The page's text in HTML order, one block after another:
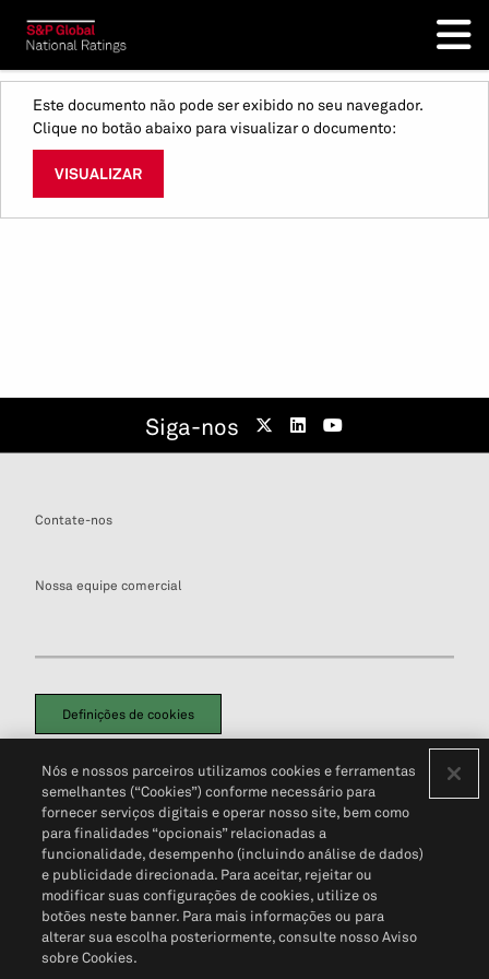
Este documento não pode ser exibido no seu navegador.
Clique no botão abaixo para visualizar o documento:
VISUALIZAR
Siga-nos
Contate-nos
Nossa equipe comercial
Definições de cookies
Política de PrivacidadePortal de privacidade do cliente (em inglês)
Não Venda Minhas Informações Pessoais© 2026 S&P Global
Nós e nossos parceiros utilizamos cookies e ferramentas
semelhantes (“Cookies”) conforme necessário para
fornecer serviços digitais e operar nosso site, bem como
para finalidades “opcionais” relacionadas a
funcionalidade, desempenho (incluindo análise de dados)
e publicidade direcionada. Para aceitar, rejeitar ou
modificar suas configurações de cookies, utilize os
botões neste banner. Para mais informações ou para
alterar sua escolha posteriormente, consulte nosso Aviso
sobre Cookies.